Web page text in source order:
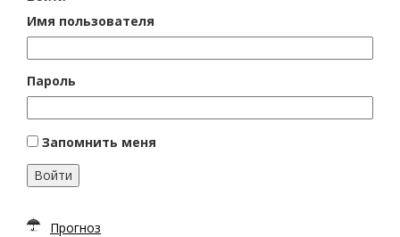
Имя пользователя
Пароль
Запомнить меня
Войти
Прогноз